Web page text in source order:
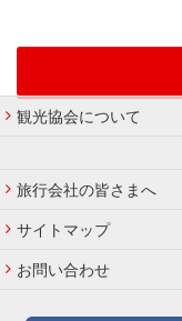
観光協会について
旅行会社の皆さまへ
サイトマップ
お問い合わせ